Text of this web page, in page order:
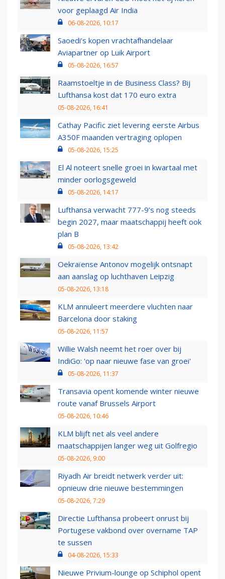
voor geplaagd Air India
06-08-2026, 10:17
Saoedi’s kopen vrachtafhandelaar
Aviapartner op Luik Airport
05-08-2026, 16:57
Raamstoeltje in de Business Class? Bij
Lufthansa kost dat 170 euro extra
05-08-2026, 16:41
Cathay Pacific ziet levering eerste Airbus
A350F maanden vertraging oplopen
05-08-2026, 15:25
El Al noteert snelle groei in kwartaal met
minder oorlogsgeweld
05-08-2026, 14:17
Lufthansa verwacht 777-9’s nog steeds
begin 2027, maar maatschappij heeft ook
plan B
05-08-2026, 13:42
Oekraïense Antonov mogelijk ontsnapt
aan aanslag op luchthaven Leipzig
05-08-2026, 13:18
KLM annuleert meerdere vluchten naar
Barcelona door staking
05-08-2026, 11:57
Willie Walsh neemt het roer over bij
IndiGo: 'op naar nieuwe fase van groei'
05-08-2026, 11:37
Transavia opent komende winter nieuwe
route vanaf Brussels Airport
05-08-2026, 10:46
KLM blijft net als veel andere
maatschappijen langer weg uit Golfregio
05-08-2026, 9:00
Riyadh Air breidt netwerk verder uit:
opnieuw drie nieuwe bestemmingen
05-08-2026, 7:29
Directie Lufthansa probeert onrust bij
Portugese vakbond over overname TAP
te sussen
04-08-2026, 15:33
Nieuwe Privium-lounge op Schiphol opent